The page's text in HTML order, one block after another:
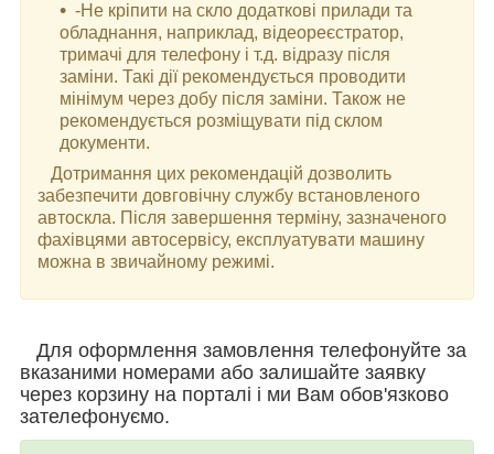
-Не кріпити на скло додаткові прилади та
обладнання, наприклад, відеореєстратор,
тримачі для телефону і т.д. відразу після
заміни. Такі дії рекомендується проводити
мінімум через добу після заміни. Також не
рекомендується розміщувати під склом
документи.
Дотримання цих рекомендацій дозволить
забезпечити довговічну службу встановленого
автоскла. Після завершення терміну, зазначеного
фахівцями автосервісу, експлуатувати машину
можна в звичайному режимі.
Для оформлення замовлення телефонуйте за
вказаними номерами або залишайте заявку
через корзину на порталі і ми Вам обов'язково
зателефонуємо.